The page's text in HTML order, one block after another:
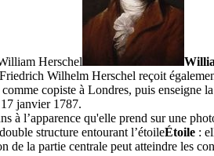
Herschel
Wilhelm Herschel reçoit
copiste à Londres, puis enseigne
janvier 1787.
à l’apparence qu'elle prend sur une
structure entourant l’étoileÉtoile :
de la partie centrale peut atteindre les